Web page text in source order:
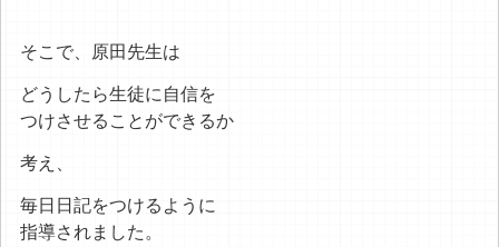
そこで、原田先生は
どうしたら生徒に自信を
つけさせることができるか
考え、
毎日日記をつけるように
指導されました。